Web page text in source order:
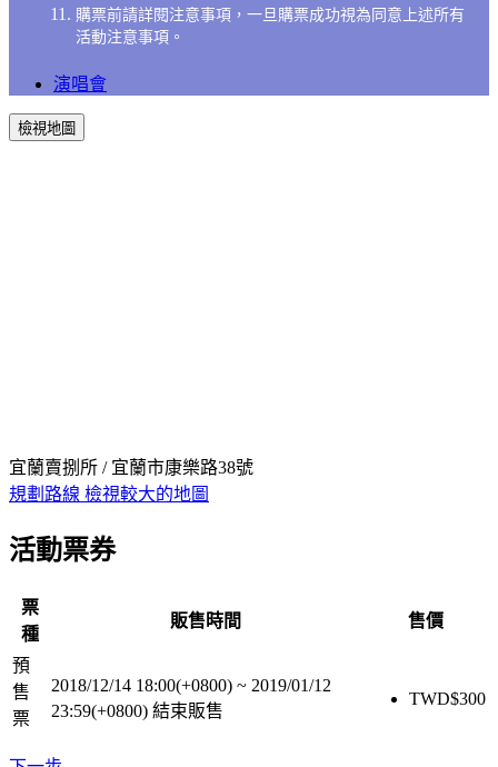
購票前請詳閱注意事項，一旦購票成功視為同意上述所有
活動注意事項。
演唱會
檢視地圖
宜蘭賣捌所 / 宜蘭市康樂路38號
規劃路線 檢視較大的地圖
活動票券
票
種
販售時間 售價
預
售
票
2018/12/14 18:00(+0800) ~ 2019/01/12
23:59(+0800) 結束販售
TWD$300